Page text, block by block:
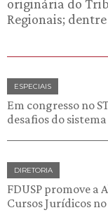
originária do
Regionais;
ESPECIAIS
Em congresso no
desafios do
DIRETORIA
FDUSP promove a
Cursos Jurídicos